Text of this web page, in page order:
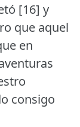
[16] y
que aquel
en
consigo